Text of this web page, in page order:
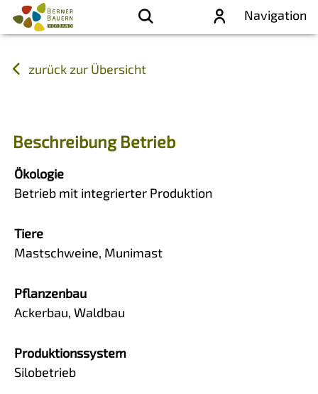
Navigation
zurück zur Übersicht
Beschreibung Betrieb
Ökologie
Betrieb mit integrierter Produktion
Tiere
Mastschweine, Munimast
Pflanzenbau
Ackerbau, Waldbau
Produktionssystem
Silobetrieb